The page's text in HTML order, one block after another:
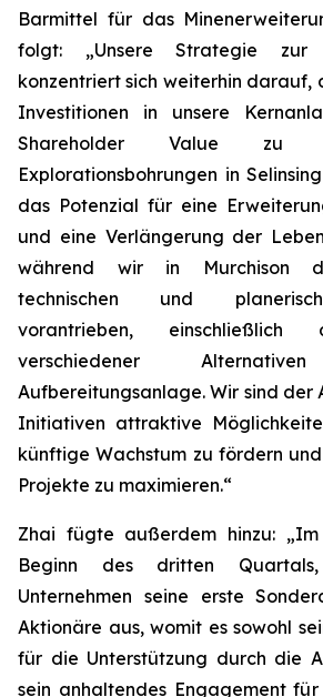
Barmittel für das
folgt: „Unsere Strategie zur
konzentriert sich weiterhin darauf,
Investitionen in unsere
Shareholder Value zu
Explorationsbohrungen in
das Potenzial für eine
und eine Verlängerung der
während wir in Murchison
technischen und
vorantrieben, einschließlich
verschiedener
Aufbereitungsanlage. Wir sind der
Initiativen attraktive
künftige Wachstum zu fördern
Projekte zu maximieren.“
Zhai fügte außerdem hinzu:
Beginn des dritten
Unternehmen seine erste
Aktionäre aus, womit es sowohl
für die Unterstützung durch die
sein anhaltendes Engagement